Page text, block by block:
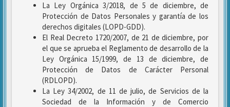
La Ley Orgánica 3/2018, de 5 de diciembre, de
Protección de Datos Personales y garantía de los
derechos digitales (LOPD-GDD).
El Real Decreto 1720/2007, de 21 de diciembre, por
el que se aprueba el Reglamento de desarrollo de la
Ley Orgánica 15/1999, de 13 de diciembre, de
Protección de Datos de Carácter Personal
(RDLOPD).
La Ley 34/2002, de 11 de julio, de Servicios de la
Sociedad de la Información y de Comercio